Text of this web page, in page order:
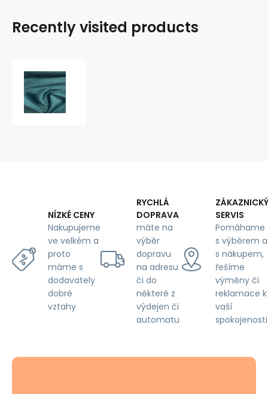
Recently visited products
Pet
Proof
NÍZKÉ CENY
Nakupujeme
ve velkém a
proto
máme s
dodavately
dobré
vztahy
RYCHLÁ
DOPRAVA
máte na
výběr
dopravu
na adresu
či do
některé z
výdejen či
automatu
ZÁKAZNICKÝ
SERVIS
Pomáhame
s výběrem a
s nákupem,
řešíme
výměny či
reklamace k
vaší
spokojenosti